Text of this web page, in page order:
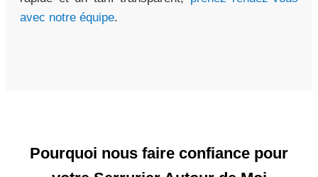
avec notre équipe.
Pourquoi nous faire confiance pour